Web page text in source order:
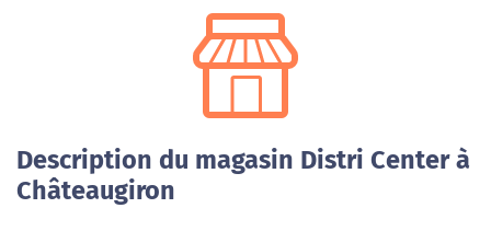
Description du magasin Distri Center à
Châteaugiron